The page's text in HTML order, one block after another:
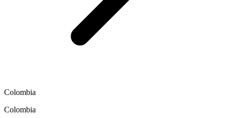
Colombia
Colombia